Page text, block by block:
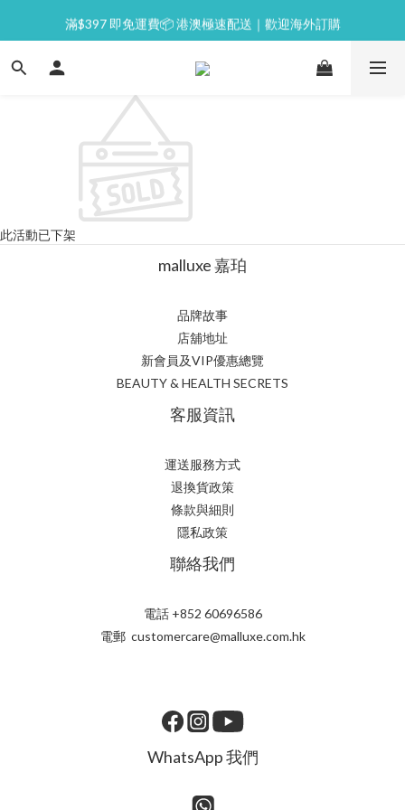
⭐逢星期一malluxe day｜7%購物金回贈
滿$397 即免運費📦 港澳極速配送｜歡迎海外訂購
💙新會員｜首單即減 $50💰
⭐逢星期一malluxe day｜7%購物金回贈
此活動已下架
malluxe 嘉珀
品牌故事
店舖地址
新會員及VIP優惠總覽
BEAUTY & HEALTH SECRETS
客服資訊
運送服務方式
退換貨政策
條款與細則
隱私政策
聯絡我們
電話 +852 60696586
電郵 customercare@malluxe.com.hk
WhatsApp 我們